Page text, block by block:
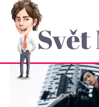
Svět
Domů Tagy
štítek: puma